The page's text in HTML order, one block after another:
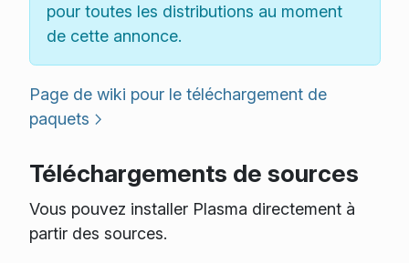
pour toutes les distributions au moment
de cette annonce.
Page de wiki pour le téléchargement de
paquets
Téléchargements de sources
Vous pouvez installer Plasma directement à
partir des sources.